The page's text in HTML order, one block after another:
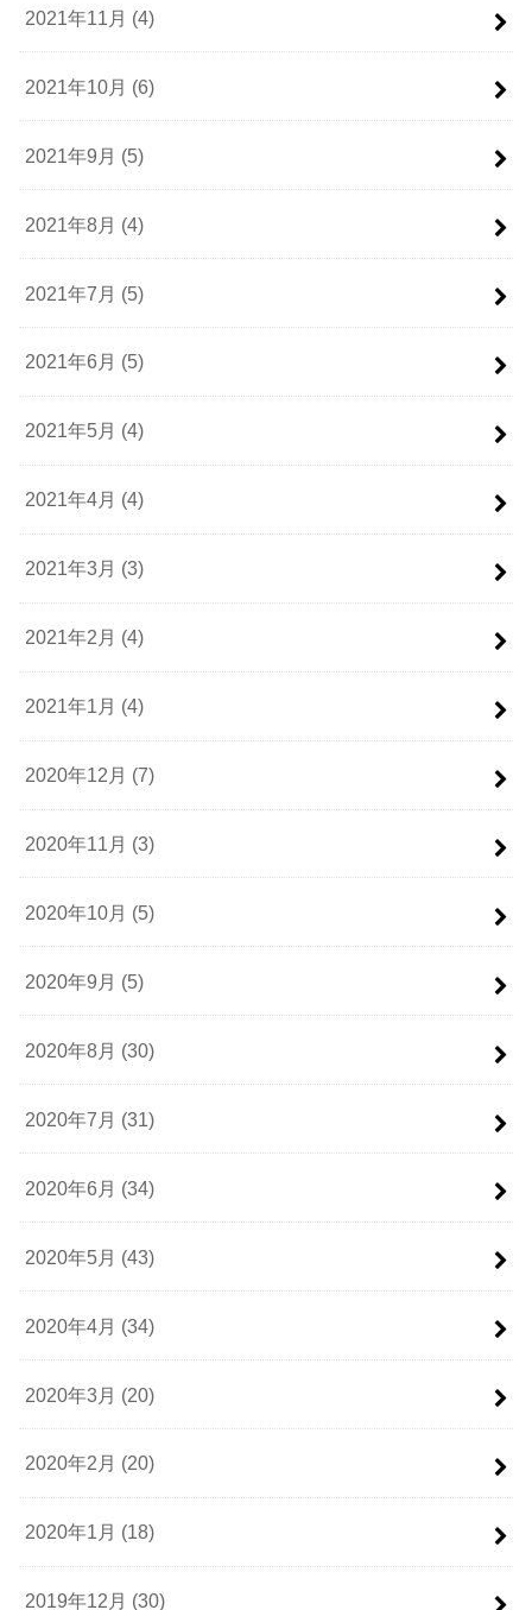
2021年11月 (4)
2021年10月 (6)
2021年9月 (5)
2021年8月 (4)
2021年7月 (5)
2021年6月 (5)
2021年5月 (4)
2021年4月 (4)
2021年3月 (3)
2021年2月 (4)
2021年1月 (4)
2020年12月 (7)
2020年11月 (3)
2020年10月 (5)
2020年9月 (5)
2020年8月 (30)
2020年7月 (31)
2020年6月 (34)
2020年5月 (43)
2020年4月 (34)
2020年3月 (20)
2020年2月 (20)
2020年1月 (18)
2019年12月 (30)